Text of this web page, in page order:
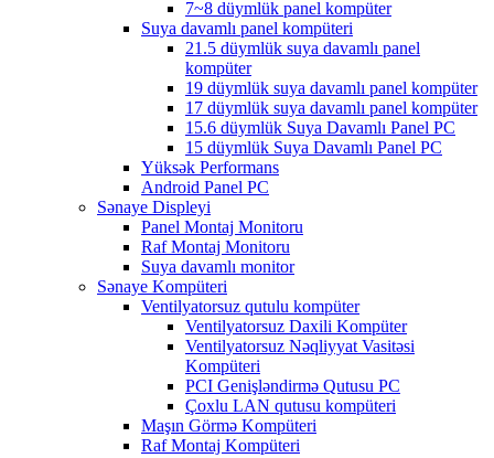
7~8 düymlük panel kompüter
Suya davamlı panel kompüteri
21.5 düymlük suya davamlı panel
kompüter
19 düymlük suya davamlı panel kompüter
17 düymlük suya davamlı panel kompüter
15.6 düymlük Suya Davamlı Panel PC
15 düymlük Suya Davamlı Panel PC
Yüksək Performans
Android Panel PC
Sənaye Displeyi
Panel Montaj Monitoru
Raf Montaj Monitoru
Suya davamlı monitor
Sənaye Kompüteri
Ventilyatorsuz qutulu kompüter
Ventilyatorsuz Daxili Kompüter
Ventilyatorsuz Nəqliyyat Vasitəsi
Kompüteri
PCI Genişləndirmə Qutusu PC
Çoxlu LAN qutusu kompüteri
Maşın Görmə Kompüteri
Raf Montaj Kompüteri